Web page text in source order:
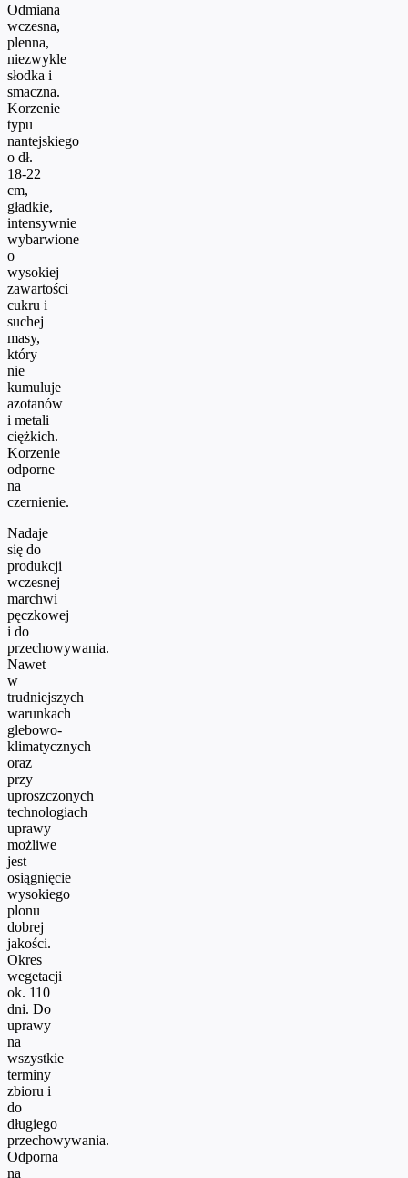
Odmiana
wczesna,
plenna,
niezwykle
słodka i
smaczna.
Korzenie
typu
nantejskiego
o dł.
18-22
cm,
gładkie,
intensywnie
wybarwione
o
wysokiej
zawartości
cukru i
suchej
masy,
który
nie
kumuluje
azotanów
i metali
ciężkich.
Korzenie
odporne
na
czernienie.
Nadaje
się do
produkcji
wczesnej
marchwi
pęczkowej
i do
przechowywania.
Nawet
w
trudniejszych
warunkach
glebowo-
klimatycznych
oraz
przy
uproszczonych
technologiach
uprawy
możliwe
jest
osiągnięcie
wysokiego
plonu
dobrej
jakości.
Okres
wegetacji
ok. 110
dni. Do
uprawy
na
wszystkie
terminy
zbioru i
do
długiego
przechowywania.
Odporna
na